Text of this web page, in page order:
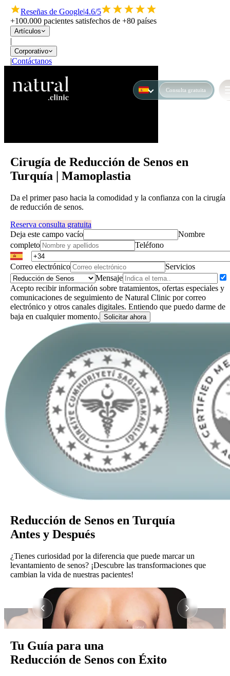
Reseñas de Google|4.6/5
+100.000 pacientes satisfechos de +80 países
Artículos
|
Corporativo
|Contáctanos
Consulta gratuita
Cirugía de Reducción de Senos en
Turquía | Mamoplastia
Da el primer paso hacia la comodidad y la confianza con la cirugía
de reducción de senos.
Reserva consulta gratuita
Deja este campo vacío
Nombre
completo
Teléfono
Correo electrónico
Servicios
Mensaje
Acepto recibir información sobre tratamientos, ofertas especiales y
comunicaciones de seguimiento de Natural Clinic por correo
electrónico y otros canales digitales. Entiendo que puedo darme de
baja en cualquier momento. Solicitar ahora
Reducción de Senos en Turquía
Antes y Después
¿Tienes curiosidad por la diferencia que puede marcar un
levantamiento de senos? ¡Descubre las transformaciones que
cambian la vida de nuestras pacientes!
Tu Guía para una
Reducción de Senos con Éxito